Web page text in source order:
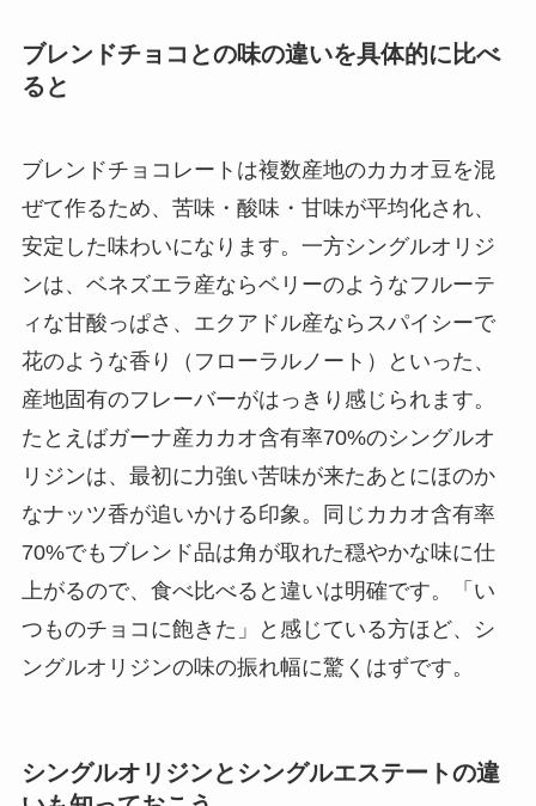
ブレンドチョコとの味の違いを具体的に比べ
ると
ブレンドチョコレートは複数産地のカカオ豆を混
ぜて作るため、苦味・酸味・甘味が平均化され、
安定した味わいになります。一方シングルオリジ
ンは、ベネズエラ産ならベリーのようなフルーテ
ィな甘酸っぱさ、エクアドル産ならスパイシーで
花のような香り（フローラルノート）といった、
産地固有のフレーバーがはっきり感じられます。
たとえばガーナ産カカオ含有率70%のシングルオ
リジンは、最初に力強い苦味が来たあとにほのか
なナッツ香が追いかける印象。同じカカオ含有率
70%でもブレンド品は角が取れた穏やかな味に仕
上がるので、食べ比べると違いは明確です。「い
つものチョコに飽きた」と感じている方ほど、シ
ングルオリジンの味の振れ幅に驚くはずです。
シングルオリジンとシングルエステートの違